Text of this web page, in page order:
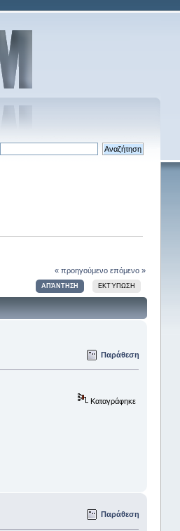
« προηγούμενο επόμενο »
ΑΠΆΝΤΗΣΗ ΕΚΤΎΠΩΣΗ
Παράθεση
Καταγράφηκε
Παράθεση